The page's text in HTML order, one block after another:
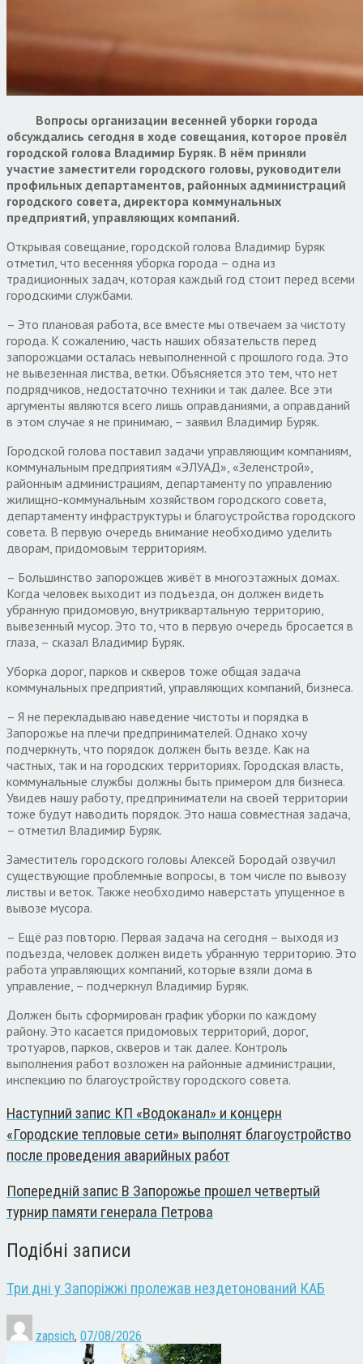
Вопросы организации весенней уборки города
обсуждались сегодня в ходе совещания, которое провёл
городской голова Владимир Буряк. В нём приняли
участие заместители городского головы, руководители
профильных департаментов, районных администраций
городского совета, директора коммунальных
предприятий, управляющих компаний.
Открывая совещание, городской голова Владимир Буряк
отметил, что весенняя уборка города – одна из
традиционных задач, которая каждый год стоит перед всеми
городскими службами.
– Это плановая работа, все вместе мы отвечаем за чистоту
города. К сожалению, часть наших обязательств перед
запорожцами осталась невыполненной с прошлого года. Это
не вывезенная листва, ветки. Объясняется это тем, что нет
подрядчиков, недостаточно техники и так далее. Все эти
аргументы являются всего лишь оправданиями, а оправданий
в этом случае я не принимаю, – заявил Владимир Буряк.
Городской голова поставил задачи управляющим компаниям,
коммунальным предприятиям «ЭЛУАД», «Зеленстрой»,
районным администрациям, департаменту по управлению
жилищно-коммунальным хозяйством городского совета,
департаменту инфраструктуры и благоустройства городского
совета. В первую очередь внимание необходимо уделить
дворам, придомовым территориям.
– Большинство запорожцев живёт в многоэтажных домах.
Когда человек выходит из подъезда, он должен видеть
убранную придомовую, внутриквартальную территорию,
вывезенный мусор. Это то, что в первую очередь бросается в
глаза, – сказал Владимир Буряк.
Уборка дорог, парков и скверов тоже общая задача
коммунальных предприятий, управляющих компаний, бизнеса.
– Я не перекладываю наведение чистоты и порядка в
Запорожье на плечи предпринимателей. Однако хочу
подчеркнуть, что порядок должен быть везде. Как на
частных, так и на городских территориях. Городская власть,
коммунальные службы должны быть примером для бизнеса.
Увидев нашу работу, предприниматели на своей территории
тоже будут наводить порядок. Это наша совместная задача,
– отметил Владимир Буряк.
Заместитель городского головы Алексей Бородай озвучил
существующие проблемные вопросы, в том числе по вывозу
листвы и веток. Также необходимо наверстать упущенное в
вывозе мусора.
– Ещё раз повторю. Первая задача на сегодня – выходя из
подъезда, человек должен видеть убранную территорию. Это
работа управляющих компаний, которые взяли дома в
управление, – подчеркнул Владимир Буряк.
Должен быть сформирован график уборки по каждому
району. Это касается придомовых территорий, дорог,
тротуаров, парков, скверов и так далее. Контроль
выполнения работ возложен на районные администрации,
инспекцию по благоустройству городского совета.
Наступний запис КП «Водоканал» и концерн
«Городские тепловые сети» выполнят благоустройство
после проведения аварийных работ
Попередній запис В Запорожье прошел четвертый
турнир памяти генерала Петрова
Подібні записи
Три дні у Запоріжжі пролежав нездетонований КАБ
zapsich, 07/08/2026